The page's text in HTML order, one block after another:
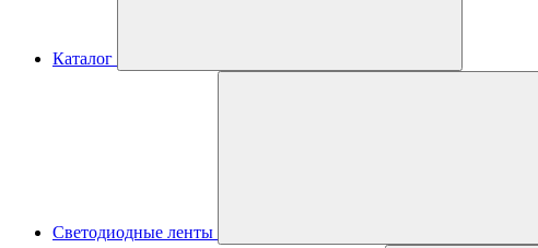
Каталог
Светодиодные ленты